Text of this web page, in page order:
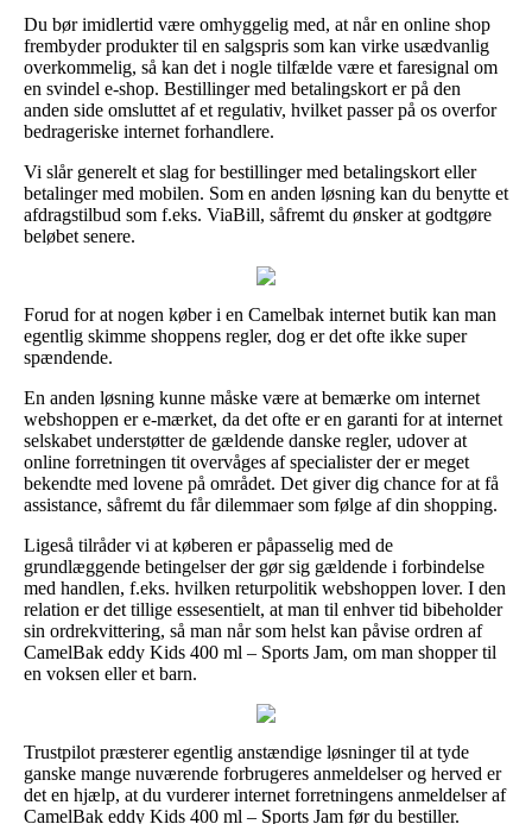
Du bør imidlertid være omhyggelig med, at når en online shop
frembyder produkter til en salgspris som kan virke usædvanlig
overkommelig, så kan det i nogle tilfælde være et faresignal om
en svindel e-shop. Bestillinger med betalingskort er på den
anden side omsluttet af et regulativ, hvilket passer på os overfor
bedrageriske internet forhandlere.
Vi slår generelt et slag for bestillinger med betalingskort eller
betalinger med mobilen. Som en anden løsning kan du benytte et
afdragstilbud som f.eks. ViaBill, såfremt du ønsker at godtgøre
beløbet senere.
Forud for at nogen køber i en Camelbak internet butik kan man
egentlig skimme shoppens regler, dog er det ofte ikke super
spændende.
En anden løsning kunne måske være at bemærke om internet
webshoppen er e-mærket, da det ofte er en garanti for at internet
selskabet understøtter de gældende danske regler, udover at
online forretningen tit overvåges af specialister der er meget
bekendte med lovene på området. Det giver dig chance for at få
assistance, såfremt du får dilemmaer som følge af din shopping.
Ligeså tilråder vi at køberen er påpasselig med de
grundlæggende betingelser der gør sig gældende i forbindelse
med handlen, f.eks. hvilken returpolitik webshoppen lover. I den
relation er det tillige essesentielt, at man til enhver tid bibeholder
sin ordrekvittering, så man når som helst kan påvise ordren af
CamelBak eddy Kids 400 ml – Sports Jam, om man shopper til
en voksen eller et barn.
Trustpilot præsterer egentlig anstændige løsninger til at tyde
ganske mange nuværende forbrugeres anmeldelser og herved er
det en hjælp, at du vurderer internet forretningens anmeldelser af
CamelBak eddy Kids 400 ml – Sports Jam før du bestiller.